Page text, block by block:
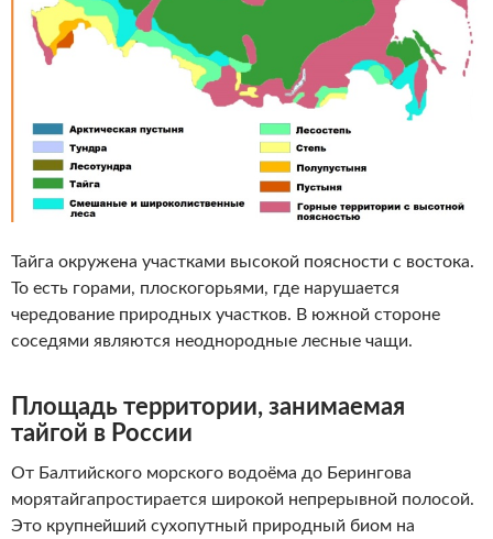
Тайга окружена участками высокой поясности с востока.
То есть горами, плоскогорьями, где нарушается
чередование природных участков. В южной стороне
соседями являются неоднородные лесные чащи.
Площадь территории, занимаемая
тайгой в России
От Балтийского морского водоёма до Берингова
морятайгапростирается широкой непрерывной полосой.
Это крупнейший сухопутный природный биом на